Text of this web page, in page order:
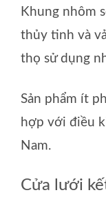
Khung nhôm
thủy tinh và
thọ sử dụng
Sản phẩm ít
hợp với điều
Nam.
Cửa lưới